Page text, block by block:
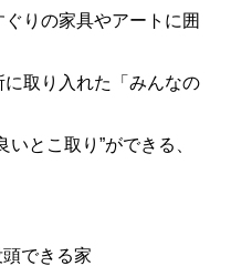
りの家具やアートに囲
取り入れた「みんなの
とこ取り”ができる、
できる家